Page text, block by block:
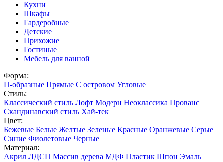
Кухни
Шкафы
Гардеробные
Детские
Прихожие
Гостиные
Мебель для ванной
Форма:
П-образные Прямые С островом Угловые
Стиль:
Классический стиль Лофт Модерн Неоклассика Прованс
Скандинавский стиль Хай-тек
Цвет:
Бежевые Белые Желтые Зеленые Красные Оранжевые Серые
Синие Фиолетовые Черные
Материал:
Акрил ЛДСП Массив дерева МДФ Пластик Шпон Эмаль